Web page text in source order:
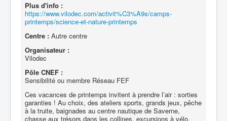
Plus d'info :
https://www.vilodec.com/activit%C3%A9s/camps-
printemps/science-et-nature-printemps
Centre : Autre centre
Organisateur :
Vilodec
Pôle CNEF :
Sensibilité ou membre Réseau FEF
Ces vacances de printemps invitent à prendre l’air : sorties
garanties ! Au choix, des ateliers sports, grands jeux, pêche
à la truite, baignades au centre nautique de Saverne,
chasse aux trésors dans les collines, excursions à vélo,